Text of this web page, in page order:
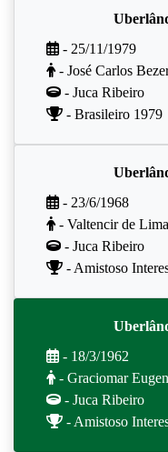
- 25/11/1979
- José Carlos
- Juca Ribeiro
- Brasileiro 1979
- 23/6/1968
- Valtencir de Lima
- Juca Ribeiro
- Amistoso
- 18/3/1962
- Graciomar
- Juca Ribeiro
- Amistoso